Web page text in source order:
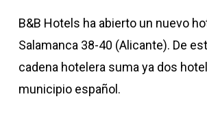
B&B Hotels ha abierto un nuevo
Salamanca 38-40 (Alicante). De
cadena hotelera suma ya dos
municipio español.